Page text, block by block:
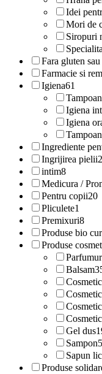
Idei
Mori de
Siropuri
Fara gluten
Farmacie si
Igiena61
Igiena
Igiena
Ingrediente
Ingrijirea pielii2
intim8
Medicura /
Pentru copii20
Pliculete1
Premixuri8
Produse bio
Produse
Balsam
Gel dus
Sampon5
Sapun
Produse